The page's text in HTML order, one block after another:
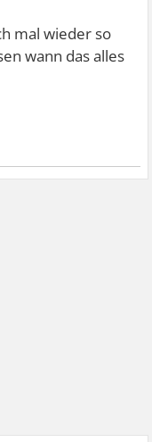
mal wieder so
wann das alles